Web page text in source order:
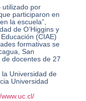
utilizado por
participaron en
la escuela”,
de O’Higgins y
(CIAE)
formativas se
San
docentes de 27
Universidad de
Universidad